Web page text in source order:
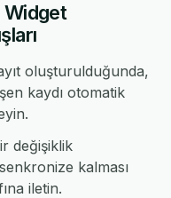
Widget
oluşturulduğunda,
kaydı otomatik
değişiklik
kalması
iletin.